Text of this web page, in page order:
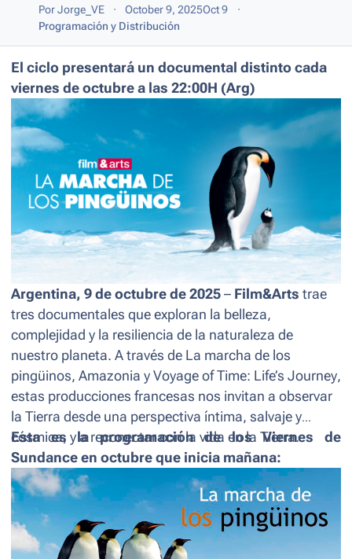
PorJorge_VE October 9, 2025Oct 9
Programación y Distribución
El ciclo presentará un documental distinto cada
viernes de octubre a las 22:00H (Arg)
Argentina, 9 de octubre de 2025 – Film&Arts trae
tres documentales que exploran la belleza,
complejidad y la resiliencia de la naturaleza de
nuestro planeta. A través de La marcha de los
pingüinos, Amazonia y Voyage of Time: Life’s Journey,
estas producciones francesas nos invitan a observar
la Tierra desde una perspectiva íntima, salvaje y
cósmica, y a reconectar con la vida en la Tierra.
Esta es la programación de los Viernes de
Sundance en octubre que inicia mañana: